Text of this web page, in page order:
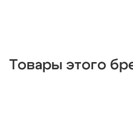
Товары этого